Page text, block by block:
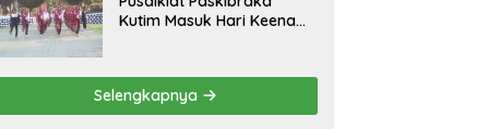
Kutim Masuk Hari Keenam,
Selengkapnya